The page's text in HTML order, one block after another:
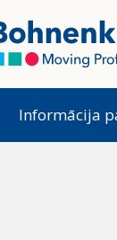
Informācija